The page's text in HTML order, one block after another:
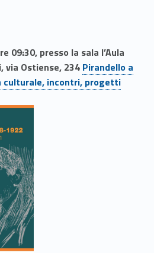
09:30, presso la sala l’Aula
via Ostiense, 234 Pirandello a
culturale, incontri, progetti